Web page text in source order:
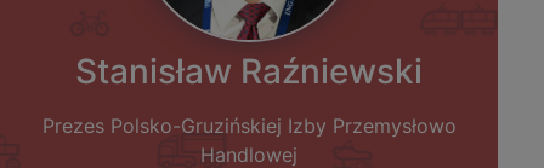
Stanisław Raźniewski
Prezes Polsko-Gruzińskiej Izby Przemysłowo
Handlowej